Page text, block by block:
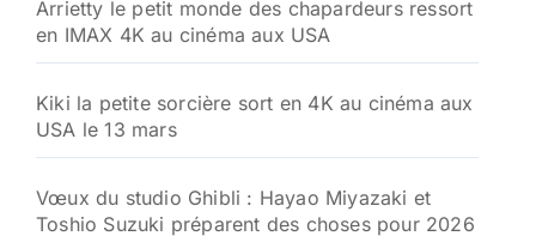
Arrietty le petit monde des chapardeurs ressort
en IMAX 4K au cinéma aux USA
Kiki la petite sorcière sort en 4K au cinéma aux
USA le 13 mars
Vœux du studio Ghibli : Hayao Miyazaki et
Toshio Suzuki préparent des choses pour 2026